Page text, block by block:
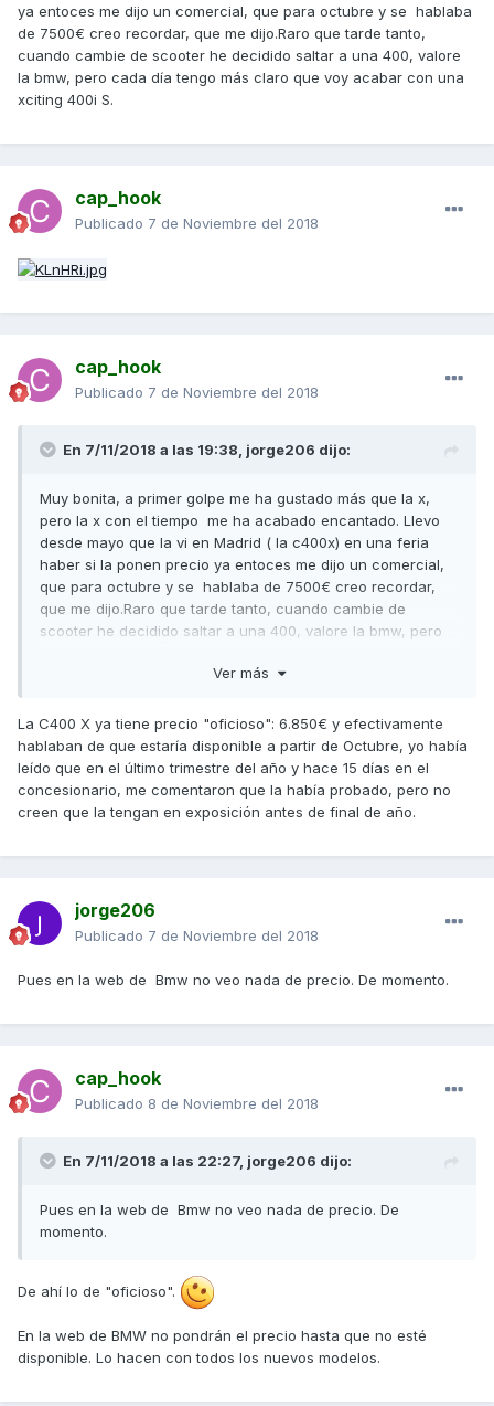
ya entoces me dijo un comercial, que para octubre y se hablaba
de 7500€ creo recordar, que me dijo.Raro que tarde tanto,
cuando cambie de scooter he decidido saltar a una 400, valore
la bmw, pero cada día tengo más claro que voy acabar con una
xciting 400i S.
cap_hook
Publicado 7 de Noviembre del 2018
cap_hook
Publicado 7 de Noviembre del 2018
En 7/11/2018 a las 19:38, jorge206 dijo:
Muy bonita, a primer golpe me ha gustado más que la x,
pero la x con el tiempo me ha acabado encantado. Llevo
desde mayo que la vi en Madrid ( la c400x) en una feria
haber si la ponen precio ya entoces me dijo un comercial,
que para octubre y se hablaba de 7500€ creo recordar,
que me dijo.Raro que tarde tanto, cuando cambie de
scooter he decidido saltar a una 400, valore la bmw, pero
Ver más
La C400 X ya tiene precio "oficioso": 6.850€ y efectivamente
hablaban de que estaría disponible a partir de Octubre, yo había
leído que en el último trimestre del año y hace 15 días en el
concesionario, me comentaron que la había probado, pero no
creen que la tengan en exposición antes de final de año.
jorge206
Publicado 7 de Noviembre del 2018
Pues en la web de Bmw no veo nada de precio. De momento.
cap_hook
Publicado 8 de Noviembre del 2018
En 7/11/2018 a las 22:27, jorge206 dijo:
Pues en la web de Bmw no veo nada de precio. De
momento.
De ahí lo de "oficioso".
En la web de BMW no pondrán el precio hasta que no esté
disponible. Lo hacen con todos los nuevos modelos.